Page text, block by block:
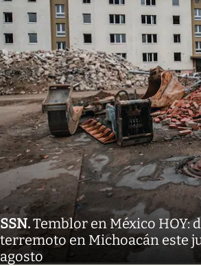
SSN.Temblor en México HOY:
terremoto en Michoacán este
agosto